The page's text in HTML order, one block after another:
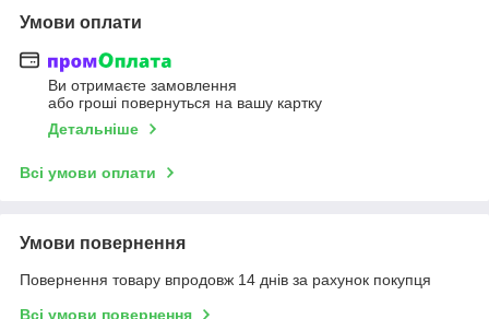
Умови оплати
Ви отримаєте замовлення
або гроші повернуться на вашу картку
Детальніше
Всі умови оплати
Умови повернення
Повернення товару впродовж 14 днів за рахунок покупця
Всі умови повернення